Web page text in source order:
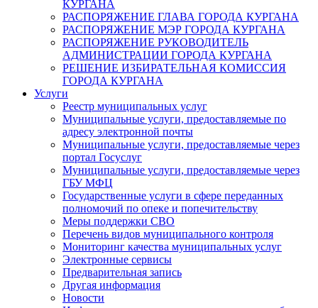
КУРГАНА
РАСПОРЯЖЕНИЕ ГЛАВА ГОРОДА КУРГАНА
РАСПОРЯЖЕНИЕ МЭР ГОРОДА КУРГАНА
РАСПОРЯЖЕНИЕ РУКОВОДИТЕЛЬ
АДМИНИСТРАЦИИ ГОРОДА КУРГАНА
РЕШЕНИЕ ИЗБИРАТЕЛЬНАЯ КОМИССИЯ
ГОРОДА КУРГАНА
Услуги
Реестр муниципальных услуг
Муниципальные услуги, предоставляемые по
адресу электронной почты
Муниципальные услуги, предоставляемые через
портал Госуслуг
Муниципальные услуги, предоставляемые через
ГБУ МФЦ
Государственные услуги в сфере переданных
полномочий по опеке и попечительству
Меры поддержки СВО
Перечень видов муниципального контроля
Мониторинг качества муниципальных услуг
Электронные сервисы
Предварительная запись
Другая информация
Новости